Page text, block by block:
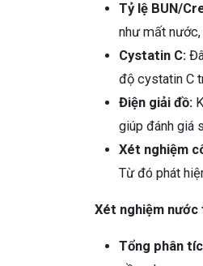
Tỷ lệ BUN/
như mất
Cystatin C:
độ cystatin C
Điện giải đồ:
giúp đánh giá
Xét nghiệm
Từ đó phát
Xét nghiệm nước
Tổng phân